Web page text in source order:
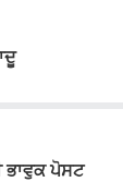
ਭਾਵੁਕ ਪੋਸਟ